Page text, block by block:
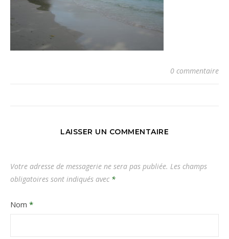
0 commentaire
LAISSER UN COMMENTAIRE
Votre adresse de messagerie ne sera pas publiée. Les champs
obligatoires sont indiqués avec *
Nom *